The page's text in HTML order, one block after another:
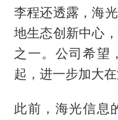
李程还透露，海
地生态创新中心
之一。公司希望
起，进一步加大在
此前，海光信息